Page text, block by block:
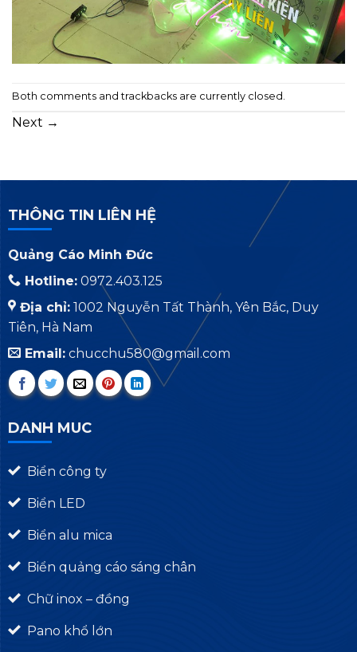
Both comments and trackbacks are currently closed.
Next →
THÔNG TIN LIÊN HỆ
Quảng Cáo Minh Đức
Hotline:0972.403.125
Địa chỉ:1002 Nguyễn Tất Thành, Yên Bắc, Duy
Tiên, Hà Nam
Email:chucchu580@gmail.com
DANH MUC
Biển công ty
Biển LED
Biển alu mica
Biển quảng cáo sáng chân
Chữ inox – đồng
Pano khổ lớn